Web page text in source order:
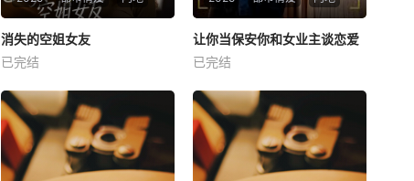
消失的空姐女友
未知
消失的空姐女友
已完结
未知
让你当保安你和女业主谈恋爱
已完结